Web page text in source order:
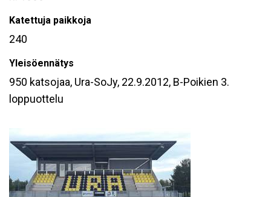
Katettuja paikkoja
240
Yleisöennätys
950 katsojaa, Ura-SoJy, 22.9.2012, B-Poikien 3.
loppuottelu